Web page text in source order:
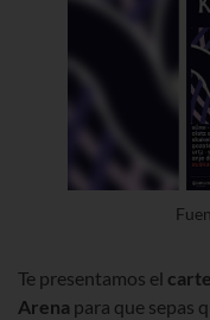
Te presentamos el
Arena para que sepas